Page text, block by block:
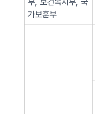
가보훈부